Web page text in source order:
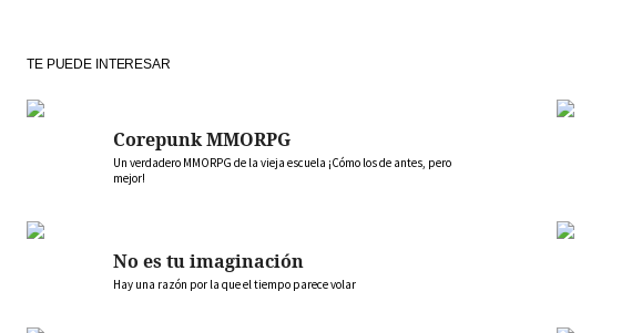
TE PUEDE INTERESAR
Corepunk MMORPG
Un verdadero MMORPG de la vieja escuela ¡Cómo los de antes, pero
mejor!
No es tu imaginación
Hay una razón por la que el tiempo parece volar